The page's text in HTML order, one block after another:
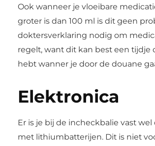
Ook wanneer je vloeibare
groter is dan 100 ml is dit geen
doktersverklaring nodig om
regelt, want dit kan best een tijdje
hebt wanner je door de douane
Elektronica
Er is je bij de incheckbalie vast
met lithiumbatterijen. Dit is niet